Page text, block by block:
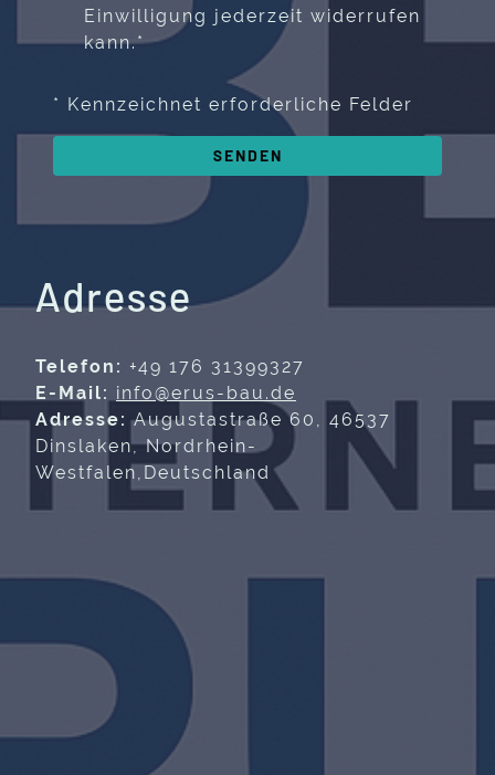
Einwilligung jederzeit widerrufen
kann.*
* Kennzeichnet erforderliche Felder
SENDEN
Adresse
Telefon: +49 176 31399327
E-Mail: info@erus-bau.de
Adresse: Augustastraße 60, 46537
Dinslaken, Nordrhein-
Westfalen,Deutschland